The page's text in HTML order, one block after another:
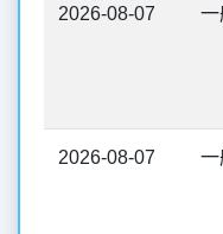
2026-08-07 一
2026-08-07 一